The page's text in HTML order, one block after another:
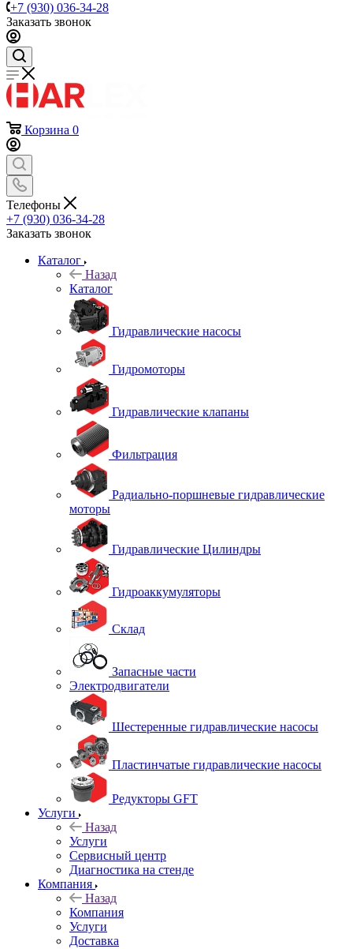
+7 (930) 036-34-28
Заказать звонок
Корзина 0
Телефоны
+7 (930) 036-34-28
Заказать звонок
Каталог
Назад
Каталог
Гидравлические насосы
Гидромоторы
Гидравлические клапаны
Фильтрация
Радиально-поршневые гидравлические
моторы
Гидравлические Цилиндры
Гидроаккумуляторы
Склад
Запасные части
Электродвигатели
Шестеренные гидравлические насосы
Пластинчатые гидравлические насосы
Редукторы GFT
Услуги
Назад
Услуги
Сервисный центр
Диагностика на стенде
Компания
Назад
Компания
Услуги
Доставка